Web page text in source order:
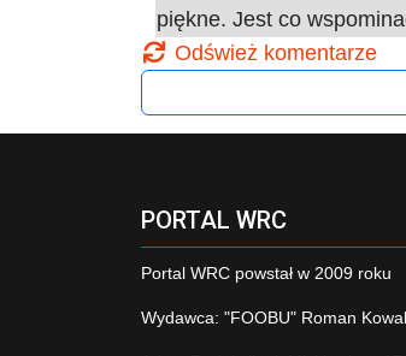
piękne. Jest co
Odśwież komentarze
PORTAL WRC
Portal WRC powstał w 2009 roku
Wydawca: "FOOBU" Roman